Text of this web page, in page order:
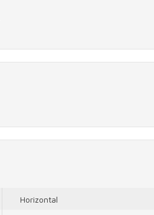
Horizontal